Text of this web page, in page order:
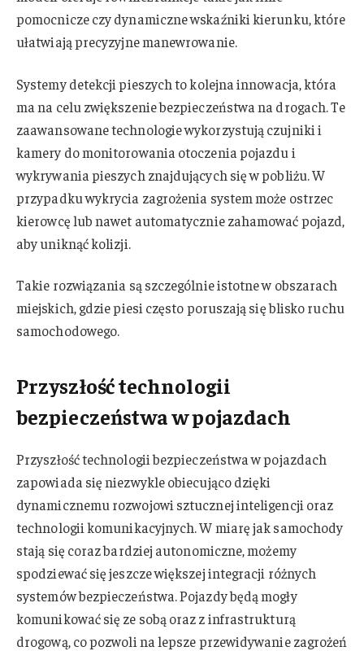
pomocnicze czy dynamiczne wskaźniki kierunku, które
ułatwiają precyzyjne manewrowanie.
Systemy detekcji pieszych to kolejna innowacja, która
ma na celu zwiększenie bezpieczeństwa na drogach. Te
zaawansowane technologie wykorzystują czujniki i
kamery do monitorowania otoczenia pojazdu i
wykrywania pieszych znajdujących się w pobliżu. W
przypadku wykrycia zagrożenia system może ostrzec
kierowcę lub nawet automatycznie zahamować pojazd,
aby uniknąć kolizji.
Takie rozwiązania są szczególnie istotne w obszarach
miejskich, gdzie piesi często poruszają się blisko ruchu
samochodowego.
Przyszłość technologii
bezpieczeństwa w pojazdach
Przyszłość technologii bezpieczeństwa w pojazdach
zapowiada się niezwykle obiecująco dzięki
dynamicznemu rozwojowi sztucznej inteligencji oraz
technologii komunikacyjnych. W miarę jak samochody
stają się coraz bardziej autonomiczne, możemy
spodziewać się jeszcze większej integracji różnych
systemów bezpieczeństwa. Pojazdy będą mogły
komunikować się ze sobą oraz z infrastrukturą
drogową, co pozwoli na lepsze przewidywanie zagrożeń